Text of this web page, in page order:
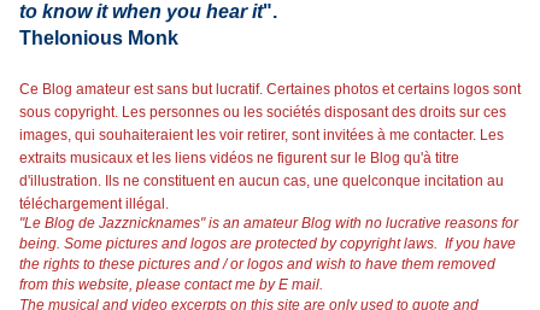
to know it when you hear it".
Thelonious Monk
Ce Blog amateur est sans but lucratif. Certaines photos et certains logos sont
sous copyright. Les personnes ou les sociétés disposant des droits sur ces
images, qui souhaiteraient les voir retirer, sont invitées à me contacter. Les
extraits musicaux et les liens vidéos ne figurent sur le Blog qu'à titre
d'illustration. Ils ne constituent en aucun cas, une quelconque incitation au
téléchargement illégal.
"Le Blog de Jazznicknames" is an amateur Blog with no lucrative reasons for
being. Some pictures and logos are protected by copyright laws. If you have
the rights to these pictures and / or logos and wish to have them removed
from this website, please contact me by E mail.
The musical and video excerpts on this site are only used to quote and